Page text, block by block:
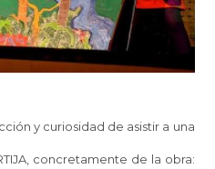
y curiosidad de asistir a una
concretamente de la obra: